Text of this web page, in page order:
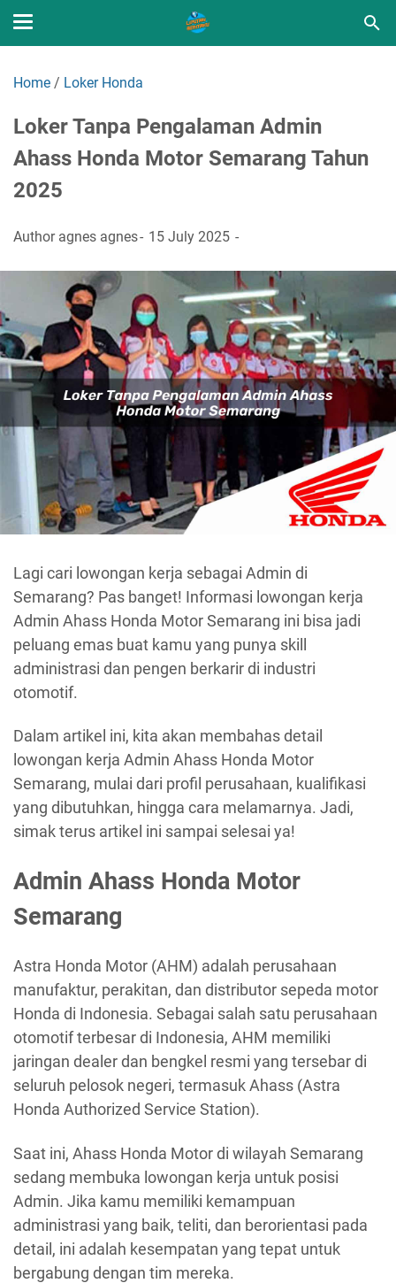
Home / Loker Honda
Loker Tanpa Pengalaman Admin
Ahass Honda Motor Semarang Tahun
2025
Author agnes agnes 15 July 2025
Lagi cari lowongan kerja sebagai Admin di
Semarang? Pas banget! Informasi lowongan kerja
Admin Ahass Honda Motor Semarang ini bisa jadi
peluang emas buat kamu yang punya skill
administrasi dan pengen berkarir di industri
otomotif.
Dalam artikel ini, kita akan membahas detail
lowongan kerja Admin Ahass Honda Motor
Semarang, mulai dari profil perusahaan, kualifikasi
yang dibutuhkan, hingga cara melamarnya. Jadi,
simak terus artikel ini sampai selesai ya!
Admin Ahass Honda Motor
Semarang
Astra Honda Motor (AHM) adalah perusahaan
manufaktur, perakitan, dan distributor sepeda motor
Honda di Indonesia. Sebagai salah satu perusahaan
otomotif terbesar di Indonesia, AHM memiliki
jaringan dealer dan bengkel resmi yang tersebar di
seluruh pelosok negeri, termasuk Ahass (Astra
Honda Authorized Service Station).
Saat ini, Ahass Honda Motor di wilayah Semarang
sedang membuka lowongan kerja untuk posisi
Admin. Jika kamu memiliki kemampuan
administrasi yang baik, teliti, dan berorientasi pada
detail, ini adalah kesempatan yang tepat untuk
bergabung dengan tim mereka.